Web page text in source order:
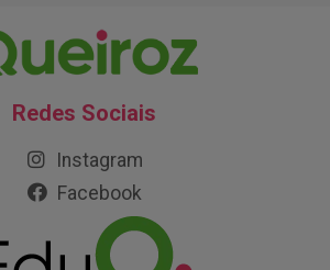
Redes Sociais
Instagram
Facebook